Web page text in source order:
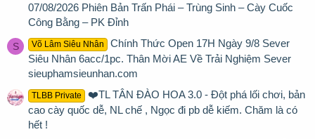
07/08/2026 Phiên Bản Trấn Phái – Trùng Sinh – Cày Cuốc
Công Bằng – PK Đỉnh
S Võ Lâm Siêu Nhân
Chính Thức Open 17H Ngày 9/8 Sever
Siêu Nhân 6acc/1pc. Thân Mời AE Về Trải Nghiệm Sever
sieuphamsieunhan.com
TLBB Private
❤️TL TÂN ĐÀO HOA 3.0 - Đột phá lối chơi, bản
cao cày quốc dễ, NL chế , Ngọc đi pb dễ kiếm. Chăm là có
hết !